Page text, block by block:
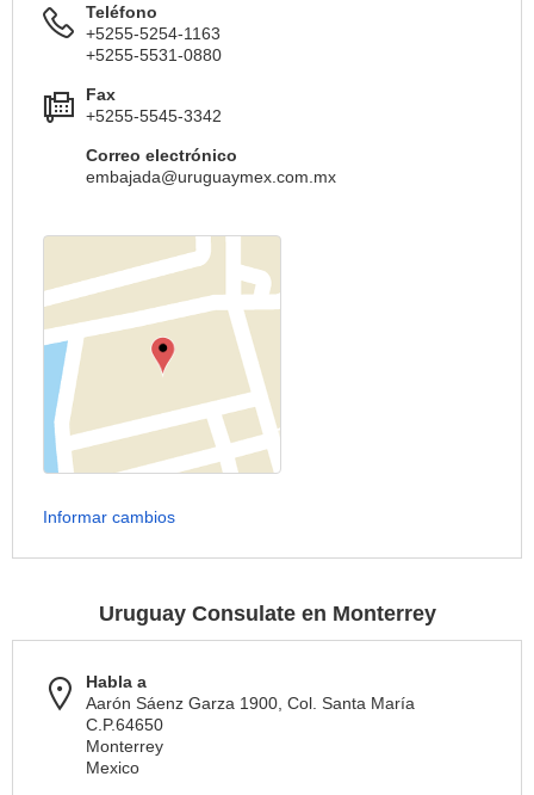
Teléfono
+5255-5254-1163
+5255-5531-0880
Fax
+5255-5545-3342
Correo electrónico
embajada@uruguaymex.com.mx
Informar cambios
Uruguay Consulate en Monterrey
Habla a
Aarón Sáenz Garza 1900, Col. Santa María
C.P.64650
Monterrey
Mexico